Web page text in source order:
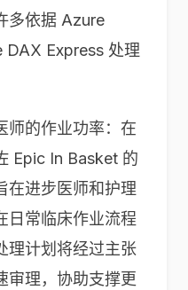
多依据 Azure
DAX Express 处理
师的作业功率：在
Epic In Basket 的
在进步医师和护理
日常临床作业流程
理计划将经过主张
审理，协助支撑更